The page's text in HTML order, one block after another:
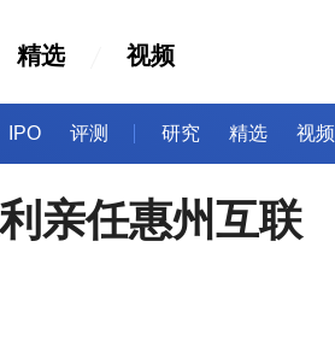
精选 视频
IPO 评测 研究 精选 视频
亲任惠州互联